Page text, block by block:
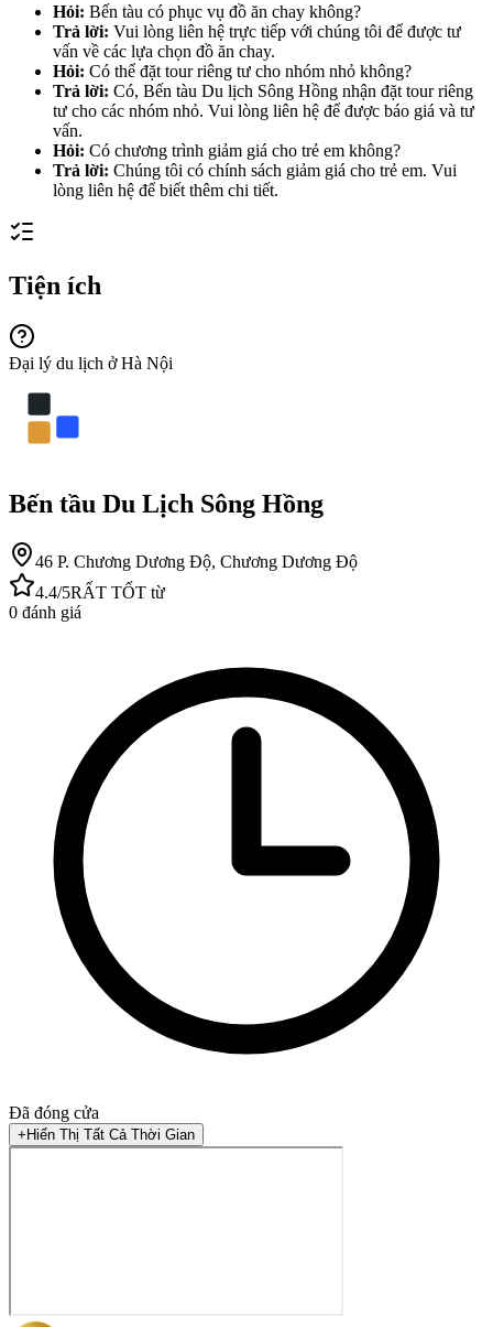
Hỏi: Bến tàu có phục vụ đồ ăn chay không?
Trả lời: Vui lòng liên hệ trực tiếp với chúng tôi để được tư
vấn về các lựa chọn đồ ăn chay.
Hỏi: Có thể đặt tour riêng tư cho nhóm nhỏ không?
Trả lời: Có, Bến tàu Du lịch Sông Hồng nhận đặt tour riêng
tư cho các nhóm nhỏ. Vui lòng liên hệ để được báo giá và tư
vấn.
Hỏi: Có chương trình giảm giá cho trẻ em không?
Trả lời: Chúng tôi có chính sách giảm giá cho trẻ em. Vui
lòng liên hệ để biết thêm chi tiết.
Tiện ích
Đại lý du lịch ở Hà Nội
Bến tầu Du Lịch Sông Hồng
46 P. Chương Dương Độ, Chương Dương Độ
4.4/5RẤT TỐT từ
0 đánh giá
Đã đóng cửa
+Hiển Thị Tất Cả Thời Gian